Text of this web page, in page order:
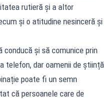
rutieră și a altor
și o atitudine nesinceră și
și să comunice prin
telefon, dar oamenii de știință
poate fi un semn
că persoanele care de